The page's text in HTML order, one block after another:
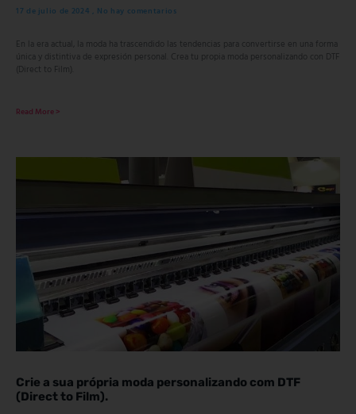
17 de julio de 2024 No hay comentarios
En la era actual, la moda ha trascendido las tendencias para convertirse en una forma
única y distintiva de expresión personal. Crea tu propia moda personalizando con DTF
(Direct to Film).
Read More >
Crie a sua própria moda personalizando com DTF
(Direct to Film).